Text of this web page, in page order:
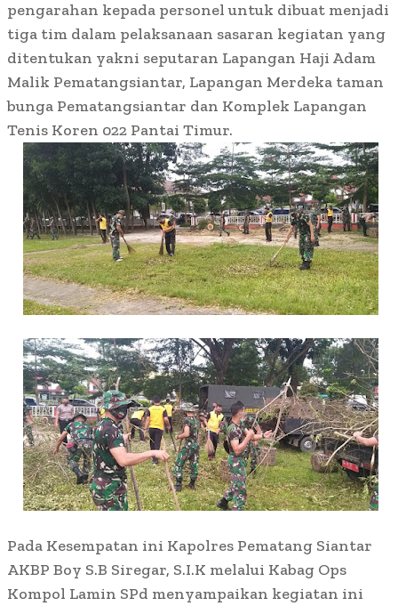
pengarahan kepada personel untuk dibuat menjadi
tiga tim dalam pelaksanaan sasaran kegiatan yang
ditentukan yakni seputaran Lapangan Haji Adam
Malik Pematangsiantar, Lapangan Merdeka taman
bunga Pematangsiantar dan Komplek Lapangan
Tenis Koren 022 Pantai Timur.
Pada Kesempatan ini Kapolres Pematang Siantar
AKBP Boy S.B Siregar, S.I.K melalui Kabag Ops
Kompol Lamin SPd menyampaikan kegiatan ini